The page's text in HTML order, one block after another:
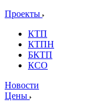
Проекты
КТП
КТПН
БКТП
КСО
Новости
Цены